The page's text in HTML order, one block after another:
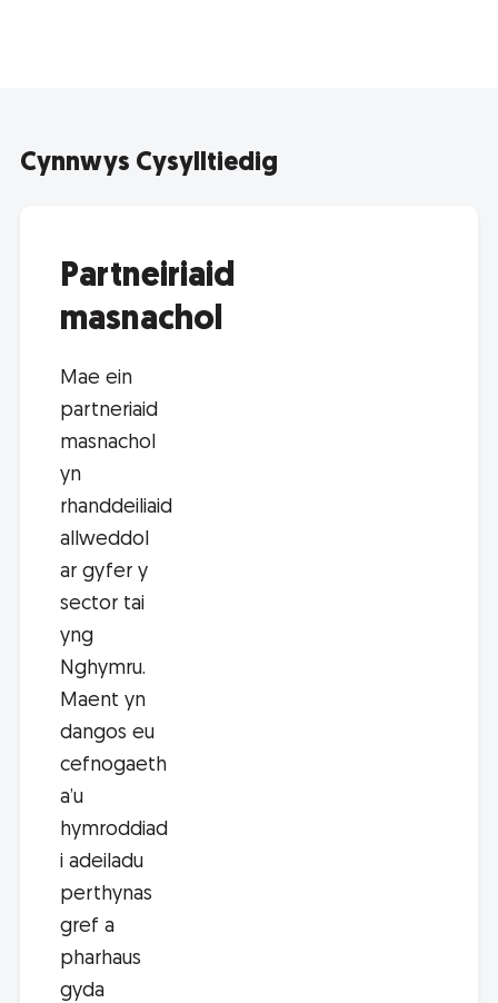
Cynnwys Cysylltiedig
Partneiriaid
masnachol
Mae ein
partneriaid
masnachol
yn
rhanddeiliaid
allweddol
ar gyfer y
sector tai
yng
Nghymru.
Maent yn
dangos eu
cefnogaeth
a’u
hymroddiad
i adeiladu
perthynas
gref a
pharhaus
gyda